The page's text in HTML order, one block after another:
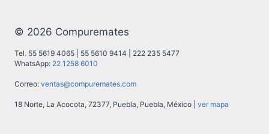
© 2026 Compuremates
Tel. 55 5619 4065 | 55 5610 9414 | 222 235 5477
WhatsApp: 22 1258 6010
Correo: ventas@compuremates.com
18 Norte, La Acocota, 72377, Puebla, Puebla, México | ver mapa